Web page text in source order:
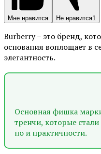
Мне нравится Не нравится1
Burberry – это бренд,
основания воплощает в
элегантность.
Основная фишка
тренчи, которые
но и практичности.